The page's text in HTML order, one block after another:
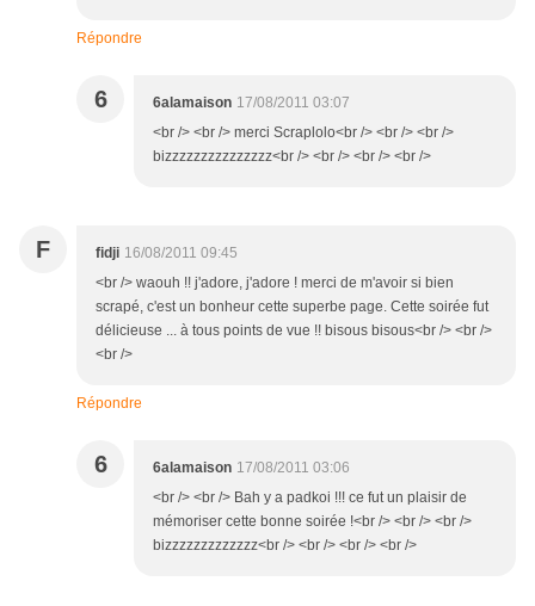
Répondre
6 6alamaison 17/08/2011 03:07
<br /> <br /> merci Scraplolo<br /> <br /> <br />
bizzzzzzzzzzzzzzz<br /> <br /> <br /> <br />
F fidji 16/08/2011 09:45
<br /> waouh !! j'adore, j'adore ! merci de m'avoir si bien
scrapé, c'est un bonheur cette superbe page. Cette soirée fut
délicieuse ... à tous points de vue !! bisous bisous<br /> <br />
<br />
Répondre
6 6alamaison 17/08/2011 03:06
<br /> <br /> Bah y a padkoi !!! ce fut un plaisir de
mémoriser cette bonne soirée !<br /> <br /> <br />
bizzzzzzzzzzzzz<br /> <br /> <br /> <br />